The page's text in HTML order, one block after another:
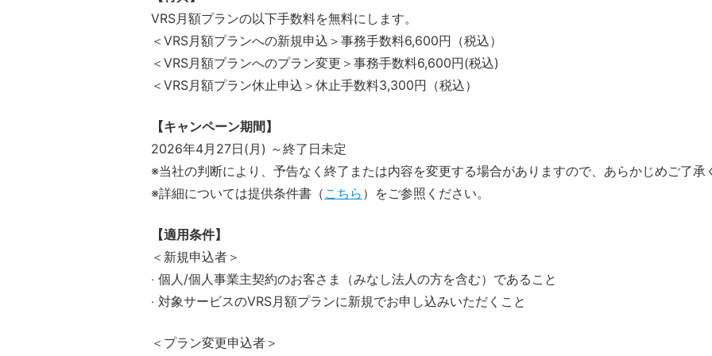
VRS月額プランの以下手数料を無料にします。
＜VRS月額プランへの新規申込＞事務手数料6,600円（税込）
＜VRS月額プランへのプラン変更＞事務手数料6,600円(税込)
＜VRS月額プラン休止申込＞休止手数料3,300円（税込）
【キャンペーン期間】
2026年4月27日(月) ～終了日未定
※当社の判断により、予告なく終了または内容を変更する場合がありますので、あらかじめご了承
※詳細については提供条件書（ こちら ）をご参照ください。
【適用条件】
＜新規申込者＞
‧ 個人/個人事業主契約のお客さま（みなし法人の方を含む）であること
‧ 対象サービスのVRS月額プランに新規でお申し込みいただくこと
＜プラン変更申込者＞